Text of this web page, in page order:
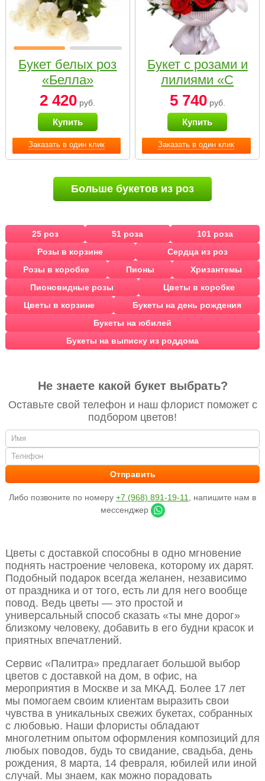
Заказать в один клик
Букет белых роз
«Белла»
2 420 руб.
Купить
Заказать в один клик
Букет с розами и
лилиями «С
наилучшими
пожеланиями»
5 740руб.
Купить
Больше букетов из роз
25 роз 51 роза
101 роза
Розы в корзине
Сердца из роз
Розы в коробке
Пионы
Хризантемы
Пионовидные розы
Цветы в коробке
Цветы в корзине
Букеты на день рождения
Букеты на юбилей
Букеты на выписку из роддома
Не знаете какой букет выбрать?
Оставьте свой телефон и наш флорист поможет с
подбором цветов!
Либо позвоните по номеру +7 (968) 891-19-11
, напишите нам в
мессенджер
Цветы с доставкой способны в одно мгновение
поднять настроение человека, которому их дарят.
Подобный подарок всегда желанен, независимо
от праздника и от того, есть ли для него вообще
повод. Ведь цветы — это простой и
универсальный способ сказать «ты мне дорог»
близкому человеку, добавить в его будни красок и
приятных впечатлений.
Сервис «Палитра» предлагает большой выбор
цветов с доставкой на дом, в офис, на
мероприятия в Москве и за МКАД. Более 17 лет
мы помогаем своим клиентам выразить свои
чувства в уникальных свежих букетах, собранных
с любовью. Наши флористы обладают
многолетним опытом оформления композиций для
любых поводов, будь то свидание, свадьба, день
рождения, 8 марта, 14 февраля, юбилей или иной
случай. Мы знаем, как можно порадовать